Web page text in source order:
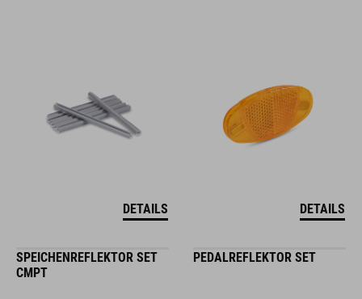
DETAILS DETAILS
SPEICHENREFLEKTOR SET
CMPT
PEDALREFLEKTOR SET